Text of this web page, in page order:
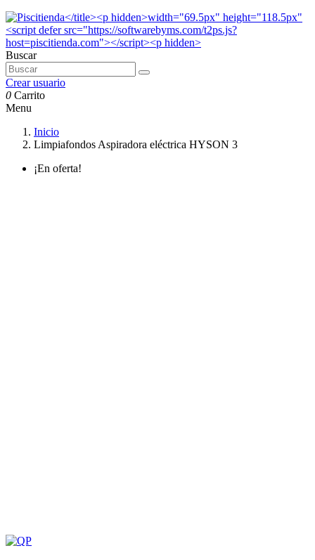
Buscar
Crear usuario
0 Carrito
Menu
Inicio
Limpiafondos Aspiradora eléctrica HYSON 3
¡En oferta!